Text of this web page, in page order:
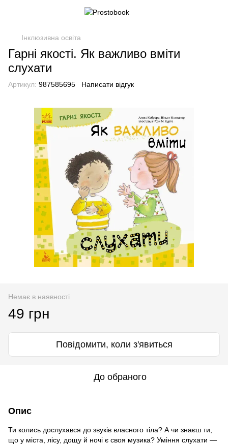
Інклюзивна освіта
Гарні якості. Як важливо вміти
слухати
Артикул: 987585695 Написати відгук
Немає в наявності
49 грн
Повідомити, коли з'явиться
До обраного
Опис
Ти колись дослухався до звуків власного тіла? А чи знаєш ти,
що у міста, лісу, дощу й ночі є своя музика? Уміння слухати —